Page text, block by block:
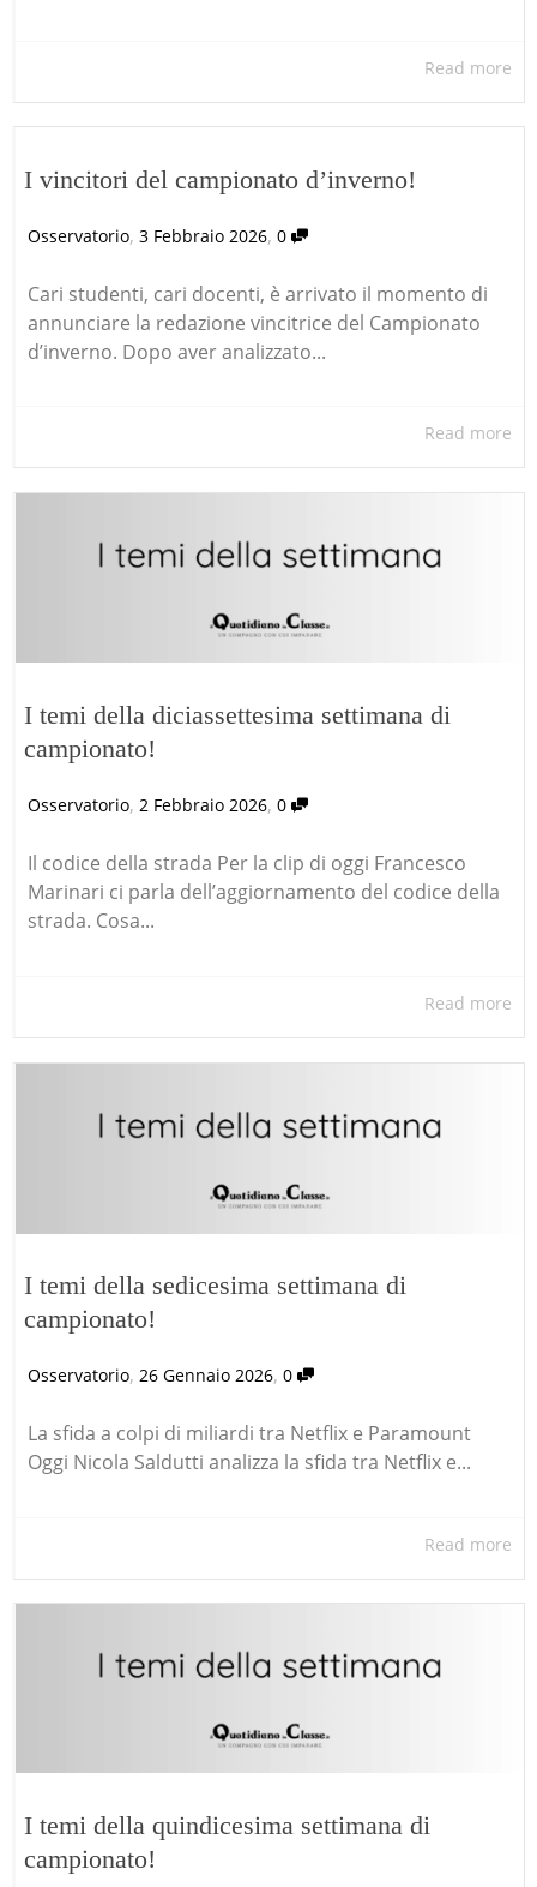
Read more
I vincitori del campionato d’inverno!
Osservatorio, 3 Febbraio 2026, 0
Cari studenti, cari docenti, è arrivato il momento di
annunciare la redazione vincitrice del Campionato
d’inverno. Dopo aver analizzato...
Read more
I temi della diciassettesima settimana di
campionato!
Osservatorio, 2 Febbraio 2026, 0
Il codice della strada Per la clip di oggi Francesco
Marinari ci parla dell’aggiornamento del codice della
strada. Cosa...
Read more
I temi della sedicesima settimana di
campionato!
Osservatorio, 26 Gennaio 2026, 0
La sfida a colpi di miliardi tra Netflix e Paramount
Oggi Nicola Saldutti analizza la sfida tra Netflix e...
Read more
I temi della quindicesima settimana di
campionato!